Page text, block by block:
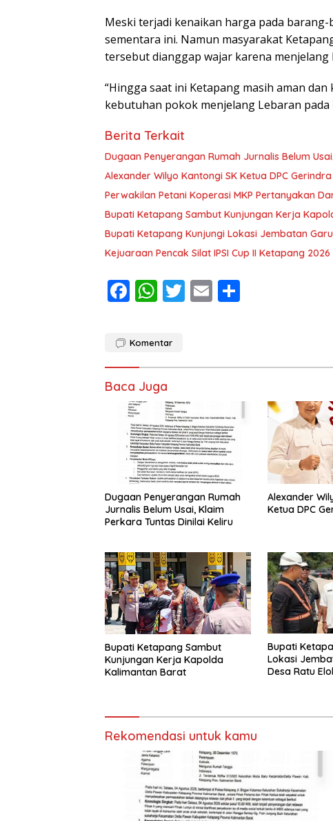
Meski terjadi kenaikan harga pada
sementara ini. Namun masyarakat
tersebut dianggap wajar karena menjelang
“Hingga saat ini Ketapang masih aman
kebutuhan pokok menjelang Lebaran pada
Berita Terkait
Dugaan Penyerangan Rumah Jurnalis Belum
Alexander Wilyo Kantongi SK Ketua DPC
Perwakilan Petani Koperasi MKP Pertanyakan
Bupati Ketapang Sambut Kunjungan Kerja
Bupati Ketapang Kunjungi Lokasi Jembatan
Kejuaraan Pencak Silat IPSI Cup II Ketapang 2026
F
e
o
o
k
W
at
A
p
p
T E
Komentar
Baca Juga
Dugaan Penyerangan Rumah
Jurnalis Belum Usai, Klaim
Perkara Tuntas Dinilai Keliru
Alexander
Ketua DPC
Bupati Ketapang Sambut
Kunjungan Kerja Kapolda
Kalimantan Barat
Bupati
Lokasi
Desa Ratu
Rekomendasi untuk kamu